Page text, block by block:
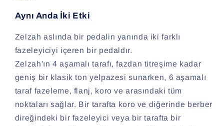
Aynı Anda İki Etki
Zelzah aslında bir pedalin yanında iki farklı
fazeleyiciyi içeren bir pedaldır.
Zelzah'ın 4 aşamalı tarafı, fazdan titreşime kadar
geniş bir klasik ton yelpazesi sunarken, 6 aşamalı
taraf fazeleme, flanj, koro ve arasındaki tüm
noktaları sağlar. Bir tarafta koro ve diğerinde berber
direğindeki bir fazeleyici veya bir tarafta bir